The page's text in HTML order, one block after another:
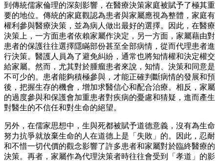
到傳統儒家倫理的深刻影響，在醫療決策家庭被賦予了極其重
要的地位。傳統的家庭觀認為患者與家屬應視為整體，家庭有
權利參與醫療決策，並為病人做出最好的選擇。因此，在醫療
決策上，一方面患者依賴家屬作決定，另一方面，家屬藉由對
患者的保護往往選擇隱瞞部份甚至全部病情，從而代理患者進
行決策。醫護人員為了避免糾紛，通常也將知情權和決定權交
給家屬。然而，尤其對於腫瘤患者來說，知情、決策和同意是
不可少的。患者能夠積極參與，才能正確判斷病情的發展和預
後，把握生存的機會，增加求醫信心和配合治療。相反，家屬
的過度參與和保護會加重患者對疾病的憂慮和猜疑，進而產生
對醫生的不信任和對生命的絕望。
另外，在儒家思想中，生與死都被賦予道德意義，沒有為生命
努力抗爭就放棄生命的人在道德上是「失敗」的。因此，忍耐
和不惜一切代價的觀念影響了許多患者和家屬對於臨終醫療的
決策。再者，家屬作為代理決策者時往往會受到「孝道」的影